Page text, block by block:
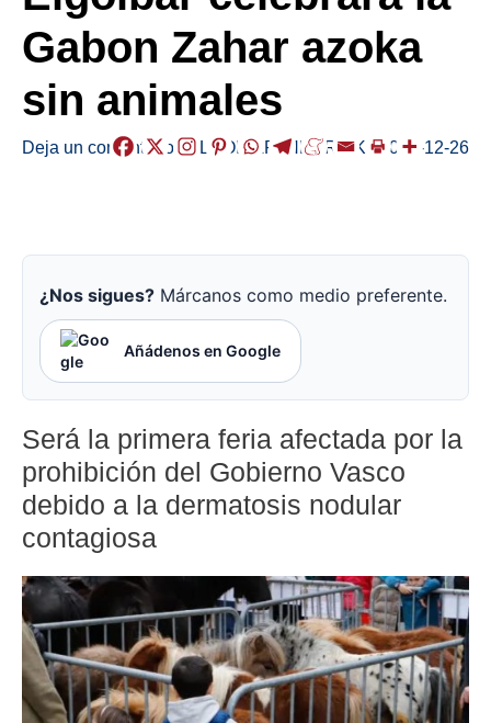
Gabon Zahar azoka
sin animales
Deja un comentario /ELGOIBAR,HERRIAK /2025-12-26
¿Nos sigues? Márcanos como medio preferente.
Añádenos en Google
Será la primera feria afectada por la
prohibición del Gobierno Vasco
debido a la dermatosis nodular
contagiosa